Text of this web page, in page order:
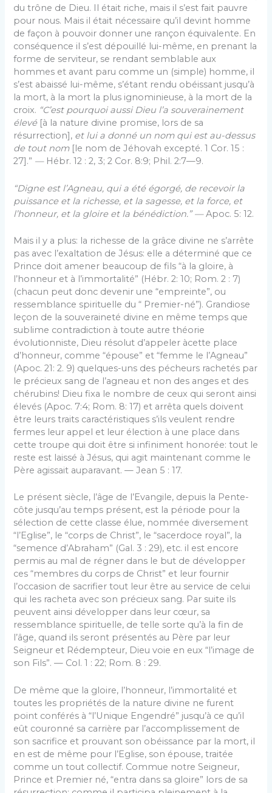
du trône de Dieu. Il était riche, mais il s’est fait pauvre
pour nous. Mais il était nécessaire qu’il devint homme
de façon à pouvoir donner une rançon équivalente. En
conséquence il s’est dépouillé lui-même, en prenant la
forme de serviteur, se rendant semblable aux
hommes et avant paru comme un (simple) homme, il
s’est abaissé lui-même, s’étant rendu obéissant jusqu’à
la mort, à la mort la plus ignominieuse, à la mort de la
croix. “C’est pourquoi aussi Dieu l’a souverainement
élevé[à la na­ture divine promise, lors de sa
résurrection], et lui a donné un nom qui est au-dessus
de tout nom[le nom de Jéhovah excepté. 1 Cor. 15 :
27].” — Hébr. 12 : 2, 3; 2 Cor. 8:9; Phil. 2:7—9.
“Digne est l’Agneau, qui a été égorgé, de recevoir la
puissance et la richesse, et la sagesse, et la force, et
l’honneur, et la gloire et la bénédiction.” —Apoc. 5: 12.
Mais il y a plus: la richesse de la grâce divine ne s’arrête
pas avec l’exaltation de Jésus: elle a déterminé que ce
Prince doit amener beaucoup de fils “à la gloire, à
l’honneur et à l’immortalité” (Hébr. 2: 10; Rom. 2 : 7)
(chacun peut donc devenir une “empreinte”, ou
ressem­blance spirituelle du “ Premier-né”). Grandiose
leçon de la souveraineté divine en même temps que
sublime contradiction à toute autre théorie
évolutionniste, Dieu résolut d’appeler àcette place
d’honneur, comme “épouse” et “femme le l’Agneau”
(Apoc. 21: 2. 9) quelques-uns des pécheurs rachetés par
le précieux sang de l’agneau et non des anges et des
chérubins! Dieu fixa le nombre de ceux qui seront ainsi
élevés (Apoc. 7:4; Rom. 8: 17) et arrêta quels doivent
être leurs traits caractéristiques s’ils veulent rendre
fermes leur appel et leur élection à une place dans
cette troupe qui doit être si infiniment honorée: tout le
reste est laissé à Jésus, qui agit main­tenant comme le
Père agissait auparavant. — Jean 5 : 17.
Le présent siècle, l’âge de l’Evangile, depuis la Pente­
côte jusqu’au temps présent, est la période pour la
sélec­tion de cette classe élue, nommée diversement
“l’Eglise”, le “corps de Christ”, le “sacerdoce royal”, la
“semence d’Abraham” (Gal. 3 : 29), etc. il est encore
permis au mal de régner dans le but de développer
ces “membres du corps de Christ” et leur fournir
l’occasion de sacrifier tout leur être au service de celui
qui les racheta avec son précieux sang. Par suite ils
peuvent ainsi dévelop­per dans leur cœur, sa
ressemblance spirituelle, de telle sorte qu’à la fin de
l’âge, quand ils seront présentés au Père par leur
Seigneur et Rédempteur, Dieu voie en eux “l’image de
son Fils”. — Col. 1 : 22; Rom. 8 : 29.
De même que la gloire, l’honneur, l’immortalité et
toutes les propriétés de la nature divine ne furent
point conférés à “l’Unique Engendré” jusqu’à ce qu’il
eût couronné sa carrière par l’accomplissement de
son sacri­fice et prouvant son obéissance par la mort, il
en est de même pour l’Eglise, son épouse, traitée
comme un tout collectif. Commue notre Seigneur,
Prince et Premier­ né, “entra dans sa gloire” lors de sa